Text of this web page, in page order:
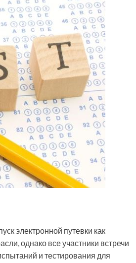
электронной путевки как
однако все участники встречи
и тестирования для